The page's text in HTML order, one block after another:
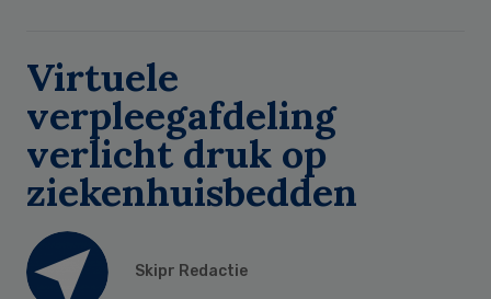
Virtuele
verpleegafdeling
verlicht druk op
ziekenhuisbedden
Skipr Redactie